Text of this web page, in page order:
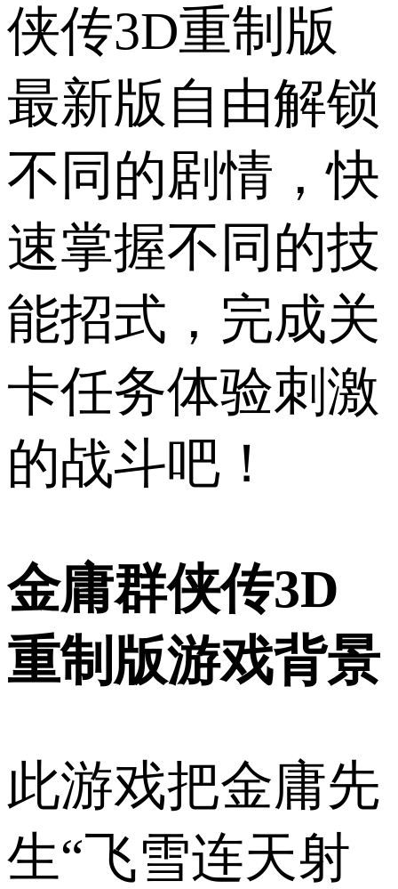
侠传3D重制版
最新版自由解锁
不同的剧情，快
速掌握不同的技
能招式，完成关
卡任务体验刺激
的战斗吧！
金庸群侠传3D
重制版游戏背景
此游戏把金庸先
生“飞雪连天射